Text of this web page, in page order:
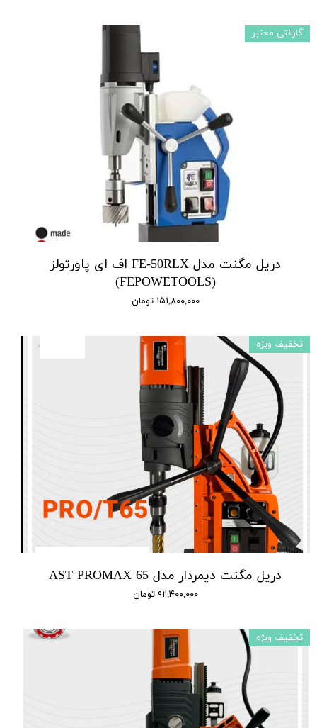
دریل مگنت مدل FE-50RLX اف ای پاورتولز
(FEPOWETOOLS)
۱۵۱,۸۰۰,۰۰۰ تومان
گارانتی معتبر
دریل مگنت دیمردار مدل AST PROMAX 65
۹۲,۴۰۰,۰۰۰ تومان
تخفیف ویژه
تخفیف ویژه